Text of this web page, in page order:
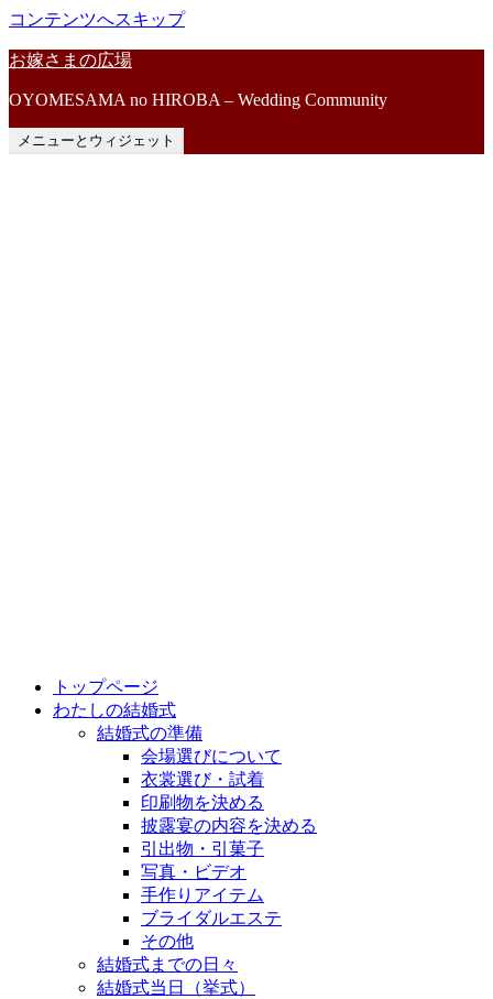
コンテンツへスキップ
お嫁さまの広場
OYOMESAMA no HIROBA – Wedding Community
メニューとウィジェット
トップページ
わたしの結婚式
結婚式の準備
会場選びについて
衣裳選び・試着
印刷物を決める
披露宴の内容を決める
引出物・引菓子
写真・ビデオ
手作りアイテム
ブライダルエステ
その他
結婚式までの日々
結婚式当日（挙式）